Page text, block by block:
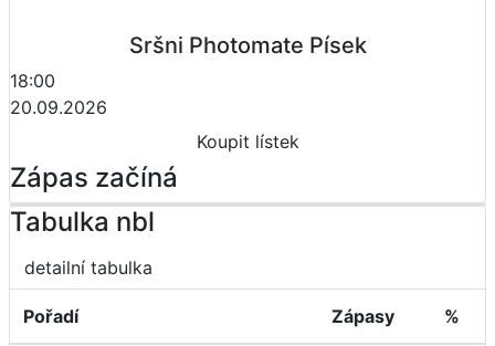
Sršni Photomate Písek
18:00
20.09.2026
Koupit lístek
Zápas začíná
Tabulka nbl
detailní tabulka
Pořadí Zápasy %